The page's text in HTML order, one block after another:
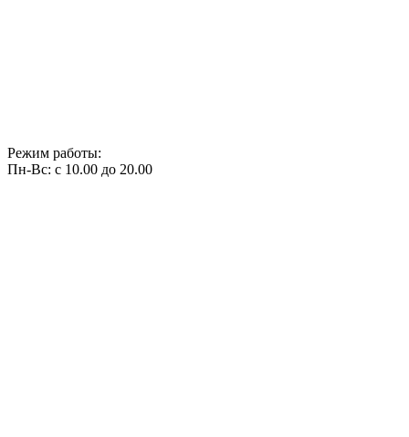
Режим работы:
Пн-Вс: с 10.00 до 20.00